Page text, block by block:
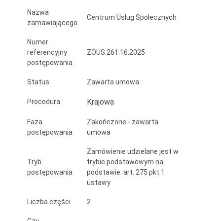
Nazwa
zamawiającego
Centrum Usług Społecznych
Numer
referencyjny
postępowania
ZOUS.261.16.2025
Status Zawarta umowa
Procedura Krajowa
Faza
postępowania
Zakończone - zawarta
umowa
Tryb
postępowania
Zamówienie udzielane jest w
trybie podstawowym na
podstawie: art. 275 pkt 1
ustawy
Liczba części 2